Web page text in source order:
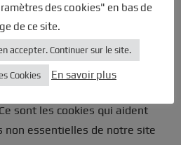
à suivre l’efficacité de ces
informations stockées dans
être utilisées par les
tiers pour vous montrer
sur d’autres sites Web sur le
sont les cookies qui aident
non essentielles de notre site
des cookies" en bas de
de ce site.
accepter. Continuer sur le site.
Cookies En savoir plus